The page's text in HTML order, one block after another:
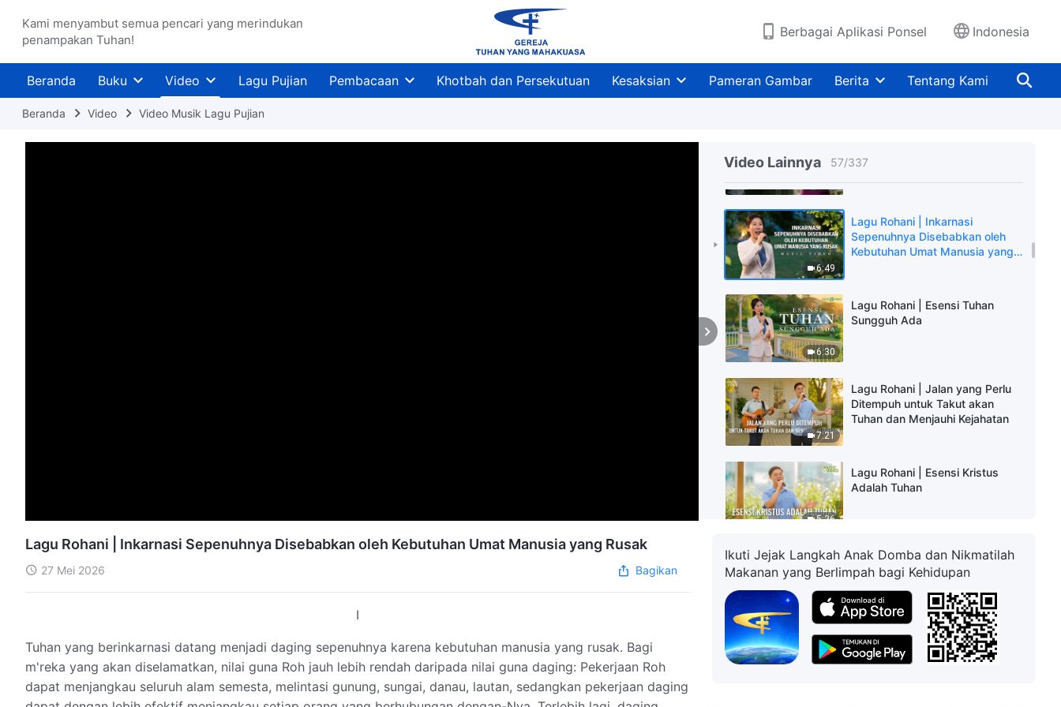
Kami menyambut semua pencari yang merindukan
penampakan Tuhan!
Berbagai Aplikasi Ponsel Indonesia
Beranda Buku Video Lagu Pujian Pembacaan Khotbah dan Persekutuan Kesaksian Pameran Gambar Berita Tentang Kami
Beranda Video Video Musik Lagu Pujian
Video Lainnya 57/337
5:48
Dapat Memperoleh Keselamatan
dari Tuhan
6:50
untuk Disempurnakan
6:49
Lagu Rohani | Inkarnasi
Sepenuhnya Disebabkan oleh
Kebutuhan Umat Manusia yang
6:30
Lagu Rohani | Esensi Tuhan
Sungguh Ada
7:21
Lagu Rohani | Jalan yang Perlu
Ditempuh untuk Takut akan
Tuhan dan Menjauhi Kejahatan
5:26
Lagu Rohani | Esensi Kristus
Adalah Tuhan
10:00
Lagu Rohani | Percaya kepada
Tuhan tetapi Tidak Menerima
Pengikut yang Bukan Orang
Percaya
Lagu Rohani | Pengikut Tuhan
yang Tulus Dapat Tetap Teguh
Lagu Rohani | Inkarnasi Sepenuhnya Disebabkan oleh Kebutuhan Umat Manusia yang Rusak
27 Mei 2026 Bagikan
I
Tuhan yang berinkarnasi datang menjadi daging sepenuhnya karena kebutuhan manusia yang rusak. Bagi
m'reka yang akan diselamatkan, nilai guna Roh jauh lebih rendah daripada nilai guna daging: Pekerjaan Roh
dapat menjangkau seluruh alam semesta, melintasi gunung, sungai, danau, lautan, sedangkan pekerjaan daging
Ikuti Jejak Langkah Anak Domba dan Nikmatilah
Makanan yang Berlimpah bagi Kehidupan